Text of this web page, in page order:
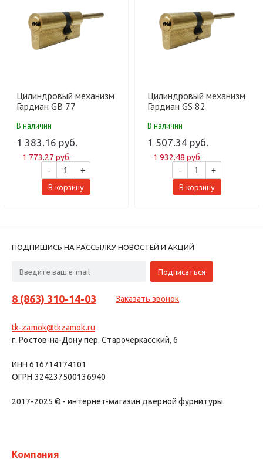
Цилиндровый механизм
Гардиан GB 77
5кл (15шт)
В наличии
1 383.16 руб.
1 773.27 руб.
-
+
В корзину
Цилиндровый механизм
Гардиан GS 82
5кл (15шт)
В наличии
1 507.34 руб.
1 932.48 руб.
-
+
В корзину
ПОДПИШИСЬ НА РАССЫЛКУ НОВОСТЕЙ И АКЦИЙ
8 (863) 310-14-03 Заказать звонок
tk-zamok@tkzamok.ru
г. Ростов-на-Дону пер. Старочеркасский, 6
ИНН 616714174101
ОГРН 324237500136940
2017-2025 © - интернет-магазин дверной фурнитуры.
Компания